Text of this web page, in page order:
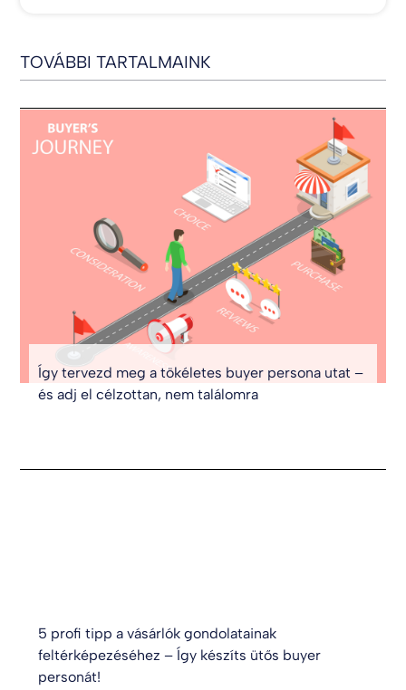
TOVÁBBI TARTALMAINK
Így tervezd meg a tökéletes buyer persona utat –
és adj el célzottan, nem találomra
5 profi tipp a vásárlók gondolatainak
feltérképezéséhez – Így készíts ütős buyer
personát!